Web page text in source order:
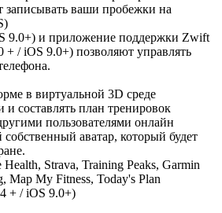
записывать ваши пробежки на
9.0+) и приложение поддержки Zwift
+ / iOS 9.0+) позволяют управлять
в виртуальной 3D среде
и составлять план тренировок
пользователями онлайн
собственный аватар, который будет
Strava, Training Peaks, Garmin
Map My Fitness, Today's Plan
+ / iOS 9.0+)